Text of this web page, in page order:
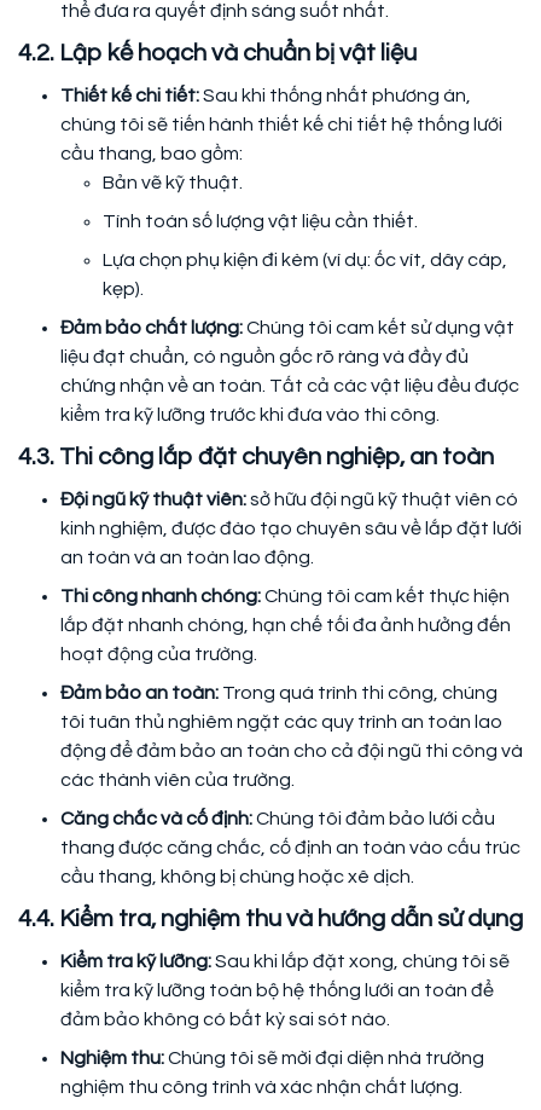
thể đưa ra quyết định sáng suốt nhất.
4.2. Lập kế hoạch và chuẩn bị vật liệu
Thiết kế chi tiết:Sau khi thống nhất phương án,
chúng tôi sẽ tiến hành thiết kế chi tiết hệ thống lưới
cầu thang, bao gồm:
Bản vẽ kỹ thuật.
Tính toán số lượng vật liệu cần thiết.
Lựa chọn phụ kiện đi kèm (ví dụ: ốc vít, dây cáp,
kẹp).
Đảm bảo chất lượng:Chúng tôi cam kết sử dụng vật
liệu đạt chuẩn, có nguồn gốc rõ ràng và đầy đủ
chứng nhận về an toàn. Tất cả các vật liệu đều được
kiểm tra kỹ lưỡng trước khi đưa vào thi công.
4.3. Thi công lắp đặt chuyên nghiệp, an toàn
Đội ngũ kỹ thuật viên:sở hữu đội ngũ kỹ thuật viên có
kinh nghiệm, được đào tạo chuyên sâu về lắp đặt lưới
an toàn và an toàn lao động.
Thi công nhanh chóng:Chúng tôi cam kết thực hiện
lắp đặt nhanh chóng, hạn chế tối đa ảnh hưởng đến
hoạt động của trường.
Đảm bảo an toàn: Trong quá trình thi công, chúng
tôi tuân thủ nghiêm ngặt các quy trình an toàn lao
động để đảm bảo an toàn cho cả đội ngũ thi công và
các thành viên của trường.
Căng chắc và cố định:Chúng tôi đảm bảo lưới cầu
thang được căng chắc, cố định an toàn vào cấu trúc
cầu thang, không bị chùng hoặc xê dịch.
4.4. Kiểm tra, nghiệm thu và hướng dẫn sử dụng
Kiểm tra kỹ lưỡng:Sau khi lắp đặt xong, chúng tôi sẽ
kiểm tra kỹ lưỡng toàn bộ hệ thống lưới an toàn để
đảm bảo không có bất kỳ sai sót nào.
Nghiệm thu:Chúng tôi sẽ mời đại diện nhà trường
nghiệm thu công trình và xác nhận chất lượng.